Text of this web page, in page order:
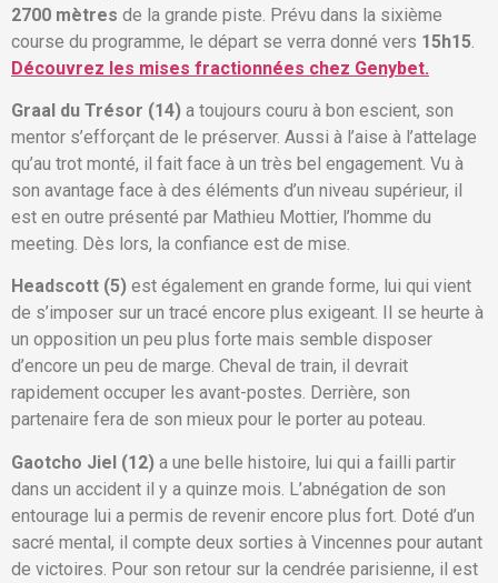
2700 mètres de la grande piste. Prévu dans la sixième
course du programme, le départ se verra donné vers 15h15
Découvrez les mises fractionnées chez Genybet.
Graal du Trésor (14) a toujours couru à bon escient, son
mentor s’efforçant de le préserver. Aussi à l’aise à l’attelage
qu’au trot monté, il fait face à un très bel engagement. Vu à
son avantage face à des éléments d’un niveau supérieur, il
est en outre présenté par Mathieu Mottier, l’homme du
meeting. Dès lors, la confiance est de mise.
Headscott (5) est également en grande forme, lui qui vient
de s’imposer sur un tracé encore plus exigeant. Il se heurte à
un opposition un peu plus forte mais semble disposer
d’encore un peu de marge. Cheval de train, il devrait
rapidement occuper les avant-postes. Derrière, son
partenaire fera de son mieux pour le porter au poteau.
Gaotcho Jiel (12) a une belle histoire, lui qui a failli partir
dans un accident il y a quinze mois. L’abnégation de son
entourage lui a permis de revenir encore plus fort. Doté d’un
sacré mental, il compte deux sorties à Vincennes pour autant
de victoires. Pour son retour sur la cendrée parisienne, il est